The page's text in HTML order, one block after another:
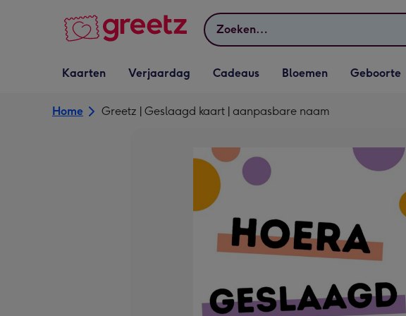
Zoeken
Vervolgkeuzelijst
Kaarten openen
Kaarten
Vervolgkeuzelijst
Verjaardag openen
Verjaardag
Vervolgkeuzelijst
Cadeaus openen
Cadeaus
Vervolgkeuzelijst
Bloemen openen
Bloemen
Vervolgkeuzelijst
Geboorte openen
Geboorte
Home Greetz | Geslaagd kaart | aanpasbare naam